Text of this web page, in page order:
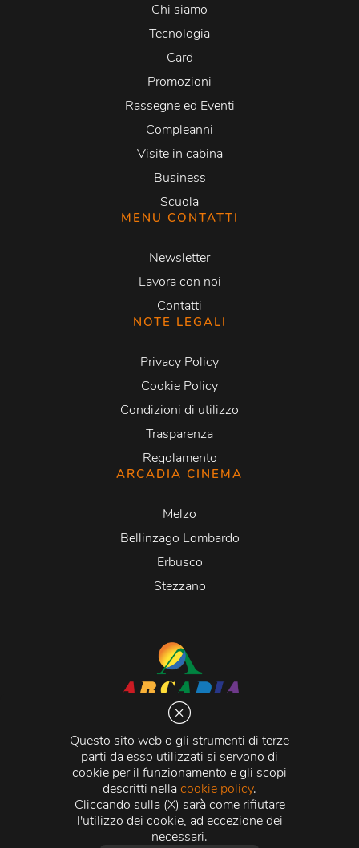
Questo sito web o gli strumenti di terze
parti da esso utilizzati si servono di
cookie per il funzionamento e gli scopi
descritti nellacookie policy.
Cliccando sulla (X) sarà come rifiutare
l'utilizzo dei cookie, ad eccezione dei
necessari.
Chi siamo
Tecnologia
Card
Promozioni
Rassegne ed Eventi
Compleanni
Visite in cabina
Business
Scuola
MENU CONTATTI
Newsletter
Lavora con noi
Contatti
NOTE LEGALI
Privacy Policy
Cookie Policy
Condizioni di utilizzo
Trasparenza
Regolamento
ARCADIA CINEMA
Melzo
Bellinzago Lombardo
Erbusco
Stezzano
Via Martiri della Libertà 20066 Melzo (MI)
C.C.I.A.A. - R.E.A di Milano n. 1427910
Registro delle Imprese di Milano n. 338392 -
Fiscale e Partita Iva11015840157 | Capitale Sociale
500.000,00 i.v.
Credits:Crea Informatica S.r.l. 2026 © Tutti i diritti
riservati.